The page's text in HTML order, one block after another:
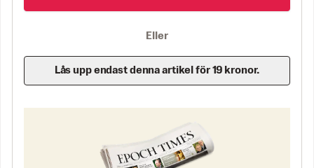
Eller
Lås upp endast denna artikel för 19 kronor.